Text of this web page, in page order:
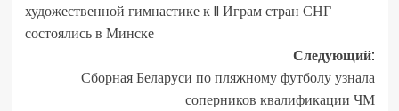
художественной гимнастике к II Играм стран СНГ
состоялись в Минске
Следующий:
Сборная Беларуси по пляжному футболу узнала
соперников квалификации ЧМ